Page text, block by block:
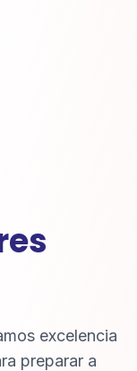
excelencia
preparar a